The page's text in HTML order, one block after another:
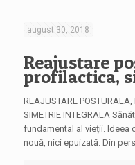
august 30, 2018
Reajustare
profilactica,
REAJUSTARE POSTURALA,
SIMETRIE INTEGRALA
fundamental al vieții. Ideea
nouă, nici epuizată. Din